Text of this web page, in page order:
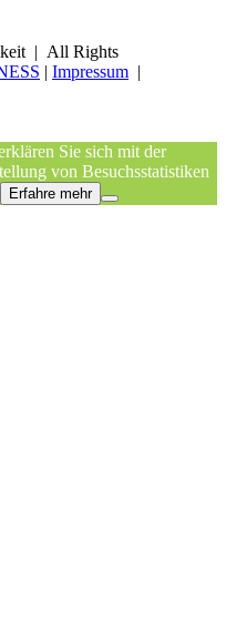
| All Rights
| Impressum |
Sie sich mit der
von Besuchsstatistiken
Erfahre mehr